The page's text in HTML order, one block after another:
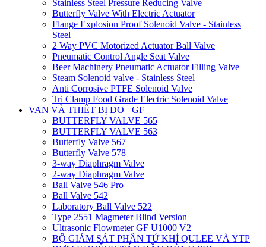
Stainless Steel Pressure Reducing Valve
Butterfly Valve With Electric Actuator
Flange Explosion Proof Solenoid Valve - Stainless
Steel
2 Way PVC Motorized Actuator Ball Valve
Pneumatic Control Angle Seat Valve
Beer Machinery Pneumatic Actuator Filling Valve
Steam Solenoid valve - Stainless Steel
Anti Corrosive PTFE Solenoid Valve
Tri Clamp Food Grade Electric Solenoid Valve
VAN VÀ THIẾT BỊ ĐO +GF+
BUTTERFLY VALVE 565
BUTTERFLY VALVE 563
Butterfly Valve 567
Butterfly Valve 578
3-way Diaphragm Valve
2-way Diaphragm Valve
Ball Valve 546 Pro
Ball Valve 542
Laboratory Ball Valve 522
Type 2551 Magmeter Blind Version
Ultrasonic Flowmeter GF U1000 V2
BỘ GIÁM SÁT PHÂN TỬ KHÍ QULEE VÀ YTP